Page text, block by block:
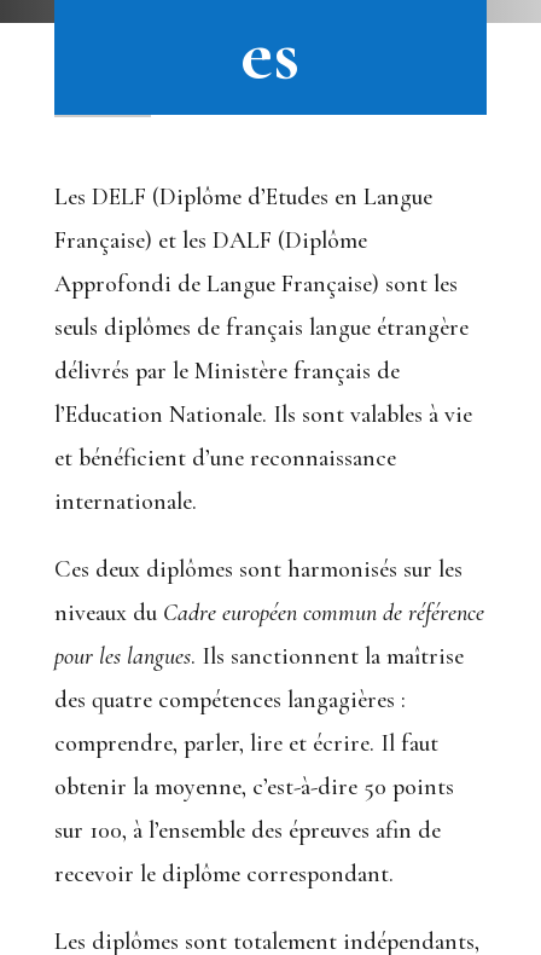
es
Les DELF (Diplôme d’Etudes en Langue
Française) et les DALF (Diplôme
Approfondi de Langue Française) sont les
seuls diplômes de français langue étrangère
délivrés par le Ministère français de
l’Education Nationale. Ils sont valables à vie
et bénéficient d’une reconnaissance
internationale.
Ces deux diplômes sont harmonisés sur les
niveaux du Cadre européen commun de référence
pour les langues. Ils sanctionnent la maîtrise
des quatre compétences langagières :
comprendre, parler, lire et écrire. Il faut
obtenir la moyenne, c’est-à-dire 50 points
sur 100, à l’ensemble des épreuves afin de
recevoir le diplôme correspondant.
Les diplômes sont totalement indépendants,